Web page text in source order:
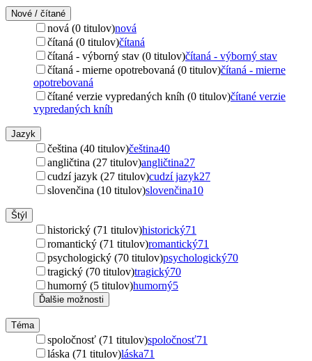
Nové / čítané
nová (0 titulov)nová
čítaná (0 titulov)čítaná
čítaná - výborný stav (0 titulov)čítaná - výborný stav
čítaná - mierne opotrebovaná (0 titulov)čítaná - mierne
opotrebovaná
čítané verzie vypredaných kníh (0 titulov)čítané verzie
vypredaných kníh
Jazyk
čeština (40 titulov)čeština40
angličtina (27 titulov)angličtina27
cudzí jazyk (27 titulov)cudzí jazyk27
slovenčina (10 titulov)slovenčina10
Štýl
historický (71 titulov)historický71
romantický (71 titulov)romantický71
psychologický (70 titulov)psychologický70
tragický (70 titulov)tragický70
humorný (5 titulov)humorný5
Ďalšie možnosti
Téma
spoločnosť (71 titulov)spoločnosť71
láska (71 titulov)láska71